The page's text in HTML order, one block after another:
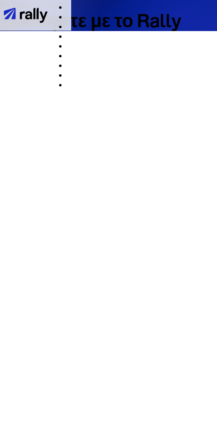
Χρειάζονται 2 λεπτά
Ξεκινήστε με το Rally